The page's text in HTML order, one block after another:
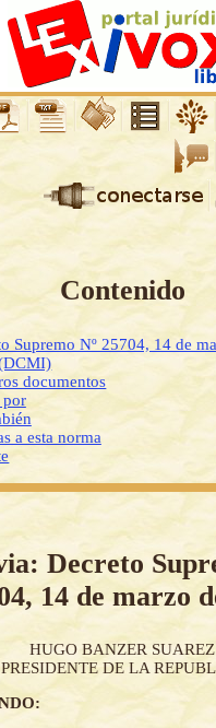
Contenido
Supremo Nº 25704, 14 de
documentos
por
a esta norma
Decreto
14 de marzo
HUGO BANZER SUAREZ
PRESIDENTE DE LA